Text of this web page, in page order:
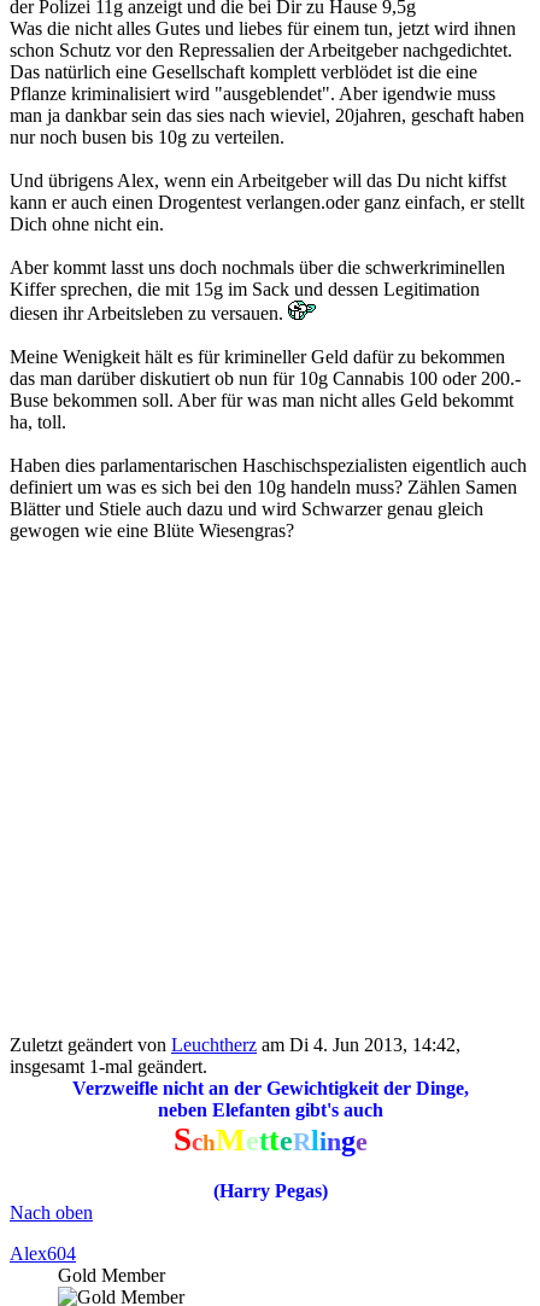
der Polizei 11g anzeigt und die bei Dir zu Hause 9,5g
Was die nicht alles Gutes und liebes für einem tun, jetzt wird ihnen
schon Schutz vor den Repressalien der Arbeitgeber nachgedichtet.
Das natürlich eine Gesellschaft komplett verblödet ist die eine
Pflanze kriminalisiert wird "ausgeblendet". Aber igendwie muss
man ja dankbar sein das sies nach wieviel, 20jahren, geschaft haben
nur noch busen bis 10g zu verteilen.
Und übrigens Alex, wenn ein Arbeitgeber will das Du nicht kiffst
kann er auch einen Drogentest verlangen.oder ganz einfach, er stellt
Dich ohne nicht ein.
Aber kommt lasst uns doch nochmals über die schwerkriminellen
Kiffer sprechen, die mit 15g im Sack und dessen Legitimation
diesen ihr Arbeitsleben zu versauen.
Meine Wenigkeit hält es für krimineller Geld dafür zu bekommen
das man darüber diskutiert ob nun für 10g Cannabis 100 oder 200.-
Buse bekommen soll. Aber für was man nicht alles Geld bekommt
ha, toll.
Haben dies parlamentarischen Haschischspezialisten eigentlich auch
definiert um was es sich bei den 10g handeln muss? Zählen Samen
Blätter und Stiele auch dazu und wird Schwarzer genau gleich
gewogen wie eine Blüte Wiesengras?
Zuletzt geändert von Leuchtherz am Di 4. Jun 2013, 14:42,
insgesamt 1-mal geändert.
Verzweifle nicht an der Gewichtigkeit der Dinge,
neben Elefanten gibt's auch
SchMetteRlinge
(Harry Pegas)
Nach oben
Alex604
Gold Member